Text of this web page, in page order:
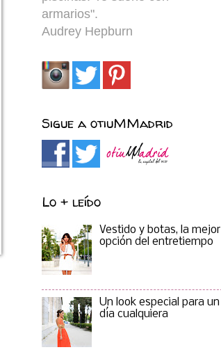
armarios".
Audrey Hepburn
Sigue a otiuMMadrid
Lo + leído
Vestido y botas, la mejor
opción del entretiempo
Un look especial para un
día cualquiera